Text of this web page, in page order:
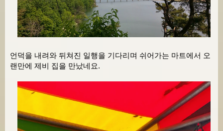
언덕을 내려와 뒤쳐진 일행을 기다리며 쉬어가는 마트에서 오
랜만에 제비 집을 만났네요.